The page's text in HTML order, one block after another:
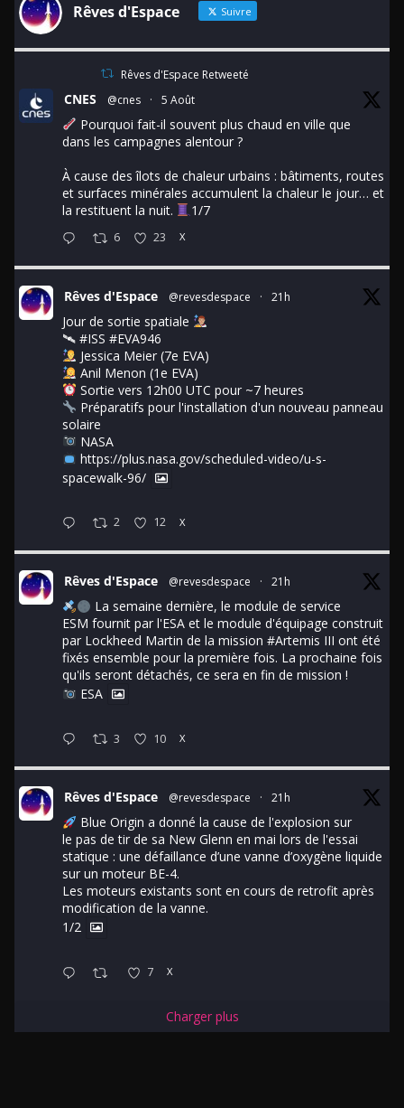
Rêves d'Espace Suivre
Rêves d'Espace Retweeté
CNES @cnes · 5 Août
Pourquoi fait-il souvent plus chaud en ville que
dans les campagnes alentour ?
À cause des îlots de chaleur urbains : bâtiments, routes
et surfaces minérales accumulent la chaleur le jour… et
la restituent la nuit.
1/7
6 23 X
Rêves d'Espace @revesdespace · 21h
Jour de sortie spatiale
🛰 #ISS #EVA946
Jessica Meier (7e EVA)
Anil Menon (1e EVA)
Sortie vers 12h00 UTC pour ~7 heures
Préparatifs pour l'installation d'un nouveau panneau
solaire
NASA
https://plus.nasa.gov/scheduled-video/u-s-
spacewalk-96/
2 12 X
Rêves d'Espace @revesdespace · 21h
La semaine dernière, le module de service
ESM fournit par l'ESA et le module d'équipage construit
par Lockheed Martin de la mission #Artemis III ont été
fixés ensemble pour la première fois. La prochaine fois
qu'ils seront détachés, ce sera en fin de mission !
ESA
3 10 X
Rêves d'Espace @revesdespace · 21h
Blue Origin a donné la cause de l'explosion sur
le pas de tir de sa New Glenn en mai lors de l'essai
statique : une défaillance d’une vanne d’oxygène liquide
sur un moteur BE-4.
Les moteurs existants sont en cours de retrofit après
modification de la vanne.
1/2
7 X
Charger plus